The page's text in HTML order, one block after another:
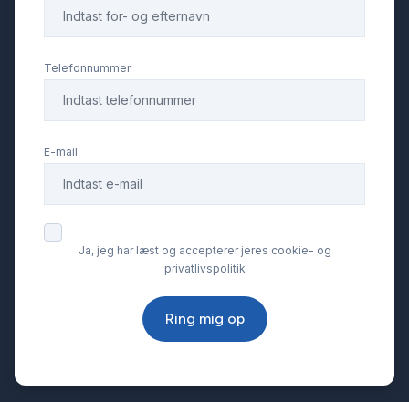
Splitbagsæder
Sportssæder
Sædevarme
USB tilslutning
Telefonnummer
E-mail
Ja, jeg har læst og accepterer jeres cookie- og
privatlivspolitik
Ring mig op